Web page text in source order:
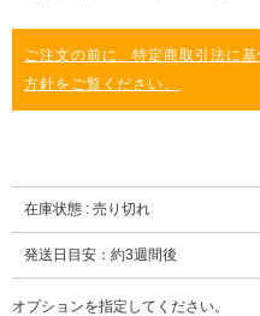
ご注文の前に、特定商取引法に
方針をご覧ください。
在庫状態 : 売り切れ
発送日目安：約3週間後
オプションを指定してください。